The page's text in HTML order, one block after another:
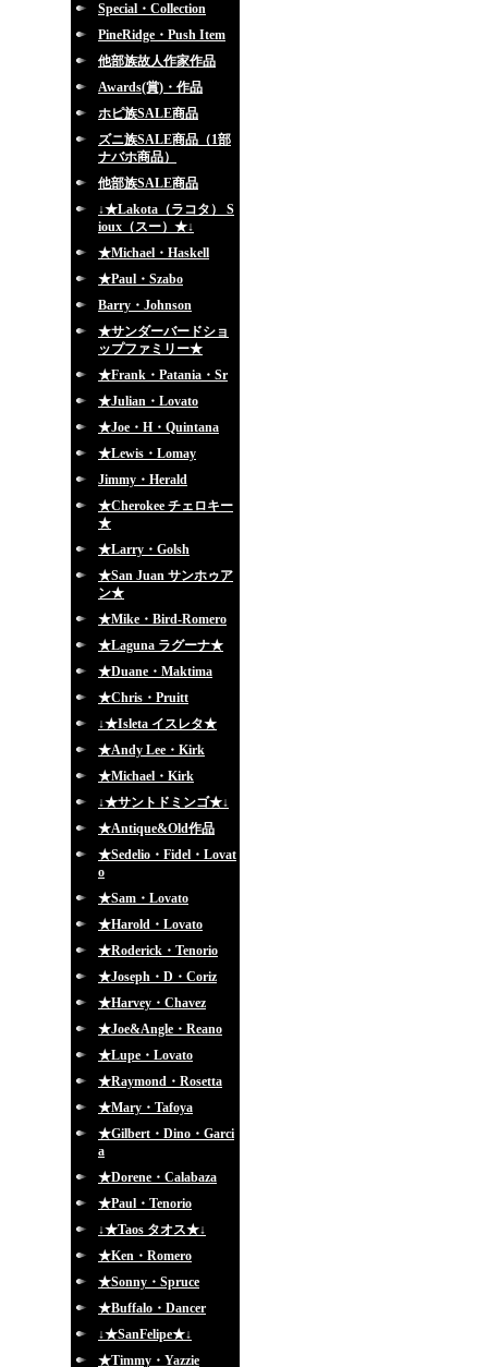
Special・Collection
PineRidge・Push Item
他部族故人作家作品
Awards(賞)・作品
ホピ族SALE商品
ズニ族SALE商品（1部
ナバホ商品）
他部族SALE商品
↓★Lakota（ラコタ） S
ioux（スー）★↓
★Michael・Haskell
★Paul・Szabo
Barry・Johnson
★サンダーバードショ
ップファミリー★
★Frank・Patania・Sr
★Julian・Lovato
★Joe・H・Quintana
★Lewis・Lomay
Jimmy・Herald
★Cherokee チェロキー
★
★Larry・Golsh
★San Juan サンホゥア
ン★
★Mike・Bird-Romero
★Laguna ラグーナ★
★Duane・Maktima
★Chris・Pruitt
↓★Isleta イスレタ★
★Andy Lee・Kirk
★Michael・Kirk
↓★サントドミンゴ★↓
★Antique&Old作品
★Sedelio・Fidel・Lovat
o
★Sam・Lovato
★Harold・Lovato
★Roderick・Tenorio
★Joseph・D・Coriz
★Harvey・Chavez
★Joe&Angle・Reano
★Lupe・Lovato
★Raymond・Rosetta
★Mary・Tafoya
★Gilbert・Dino・Garci
a
★Dorene・Calabaza
★Paul・Tenorio
↓★Taos タオス★↓
★Ken・Romero
★Sonny・Spruce
★Buffalo・Dancer
↓★SanFelipe★↓
★Timmy・Yazzie